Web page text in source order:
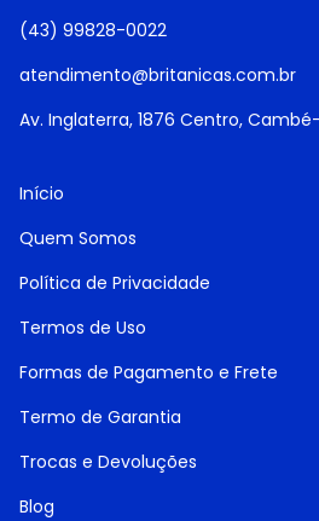
(43) 99828-0022
atendimento@britanicas.com.br
Av. Inglaterra, 1876 Centro, Cambé-
Início
Quem Somos
Política de Privacidade
Termos de Uso
Formas de Pagamento e Frete
Termo de Garantia
Trocas e Devoluções
Blog